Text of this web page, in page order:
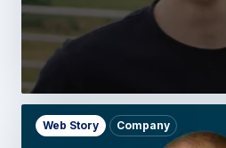
Web Story Company